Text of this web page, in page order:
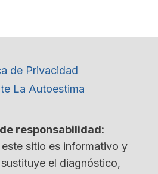
de Privacidad
La Autoestima
responsabilidad:
sitio es informativo y
el diagnóstico,